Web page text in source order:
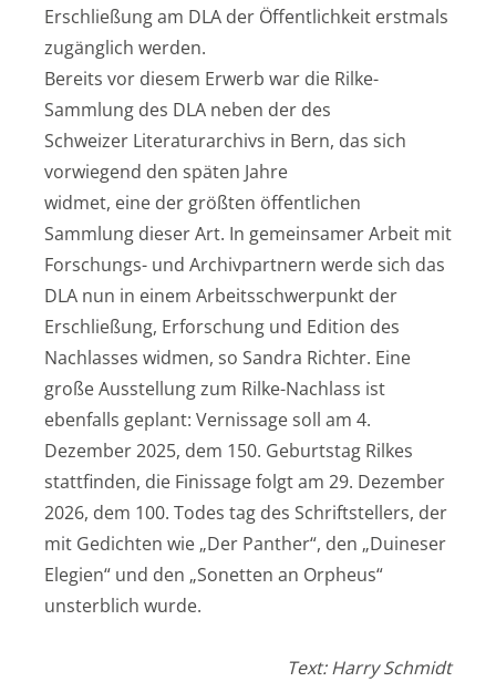
Erschließung am DLA der Öffentlichkeit erstmals
zugänglich werden.
Bereits vor diesem Erwerb war die Rilke-
Sammlung des DLA neben der des
Schweizer Literaturarchivs in Bern, das sich
vorwiegend den späten Jahre
widmet, eine der größten öffentlichen
Sammlung dieser Art. In gemeinsamer Arbeit mit
Forschungs- und Archivpartnern werde sich das
DLA nun in einem Arbeitsschwerpunkt der
Erschließung, Erforschung und Edition des
Nachlasses widmen, so Sandra Richter. Eine
große Ausstellung zum Rilke-Nachlass ist
ebenfalls geplant: Vernissage soll am 4.
Dezember 2025, dem 150. Geburtstag Rilkes
stattfinden, die Finissage folgt am 29. Dezember
2026, dem 100. Todes tag des Schriftstellers, der
mit Gedichten wie „Der Panther“, den „Duineser
Elegien“ und den „Sonetten an Orpheus“
unsterblich wurde.
Text: Harry Schmidt